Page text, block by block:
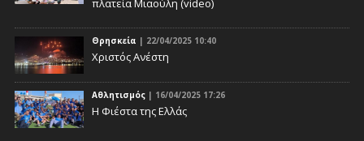
πλατεία Μιαούλη (video)
Θρησκεία | 22/04/2025 10:40
Χριστός Ανέστη
Αθλητισμός | 16/04/2025 17:26
Η Φιέστα της Ελλάς